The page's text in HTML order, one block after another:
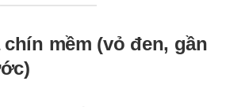
mềm (vỏ đen, gần